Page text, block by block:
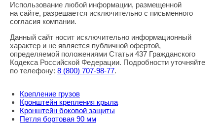
Правовая информация
Использование любой информации, размещенной
на сайте, разрешается исключительно с письменного
согласия компании.
Данный сайт носит исключительно информационный
характер и не является публичной офертой,
определяемой положениями Статьи 437 Гражданского
Кодекса Российской Федерации. Подробности уточняйте
по телефону: 8 (800) 707-98-77.
Крепление грузов
Кронштейн крепления крыла
Кронштейн боковой защиты
Петля бортовая 90 мм